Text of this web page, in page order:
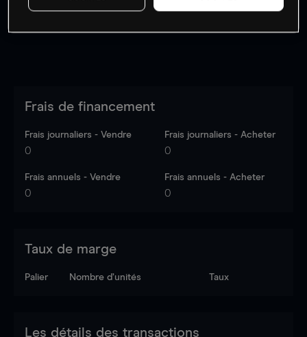
Frais de financement
Frais journaliers - Vendre
0
Frais journaliers - Acheter
0
Frais annuels - Vendre
0
Frais annuels - Acheter
0
Taux de marge
Palier Nombre d’unités Taux
Les détails des transactions